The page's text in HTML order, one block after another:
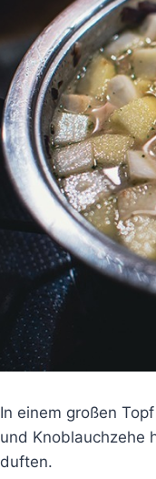
In einem großen
und Knoblauchzehe
duften.